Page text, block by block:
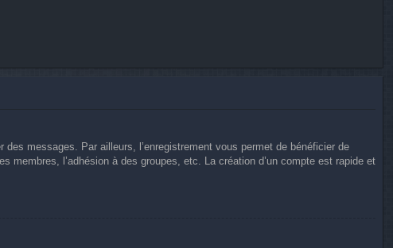
messages. Par ailleurs, l’enregistrement vous permet de bénéficier de
l’adhésion à des groupes, etc. La création d’un compte est rapide et